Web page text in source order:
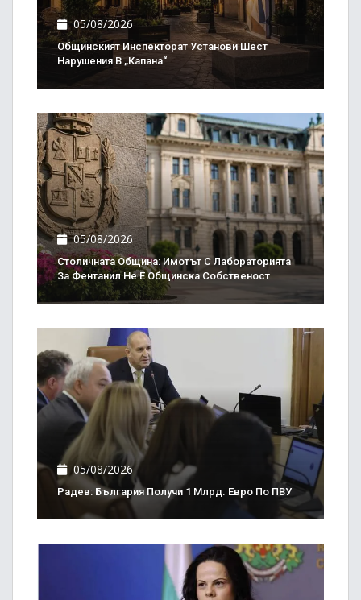
05/08/2026
Общинският Инспекторат Установи Шест
Нарушения В „Капана“
05/08/2026
Столичната Община: Имотът С Лабораторията
За Фентанил Не Е Общинска Собственост
05/08/2026
Радев: България Получи 1 Млрд. Евро По ПВУ